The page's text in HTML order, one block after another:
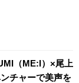
（ME:I）×尾上
チャーで美声を